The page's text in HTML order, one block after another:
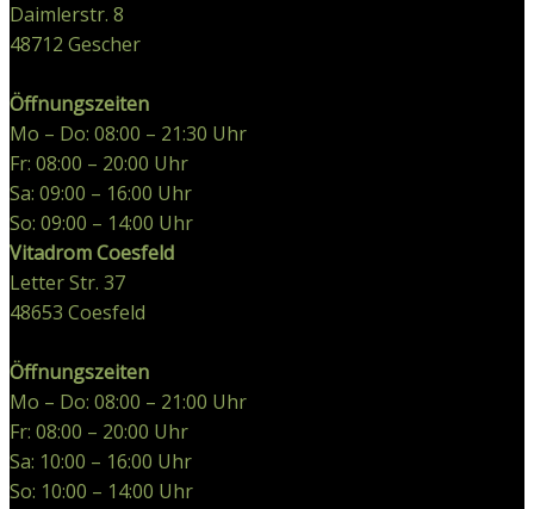
Daimlerstr. 8
48712 Gescher
Öffnungszeiten
Mo – Do: 08:00 – 21:30 Uhr
Fr: 08:00 – 20:00 Uhr
Sa: 09:00 – 16:00 Uhr
So: 09:00 – 14:00 Uhr
Vitadrom Coesfeld
Letter Str. 37
48653 Coesfeld
Öffnungszeiten
Mo – Do: 08:00 – 21:00 Uhr
Fr: 08:00 – 20:00 Uhr
Sa: 10:00 – 16:00 Uhr
So: 10:00 – 14:00 Uhr